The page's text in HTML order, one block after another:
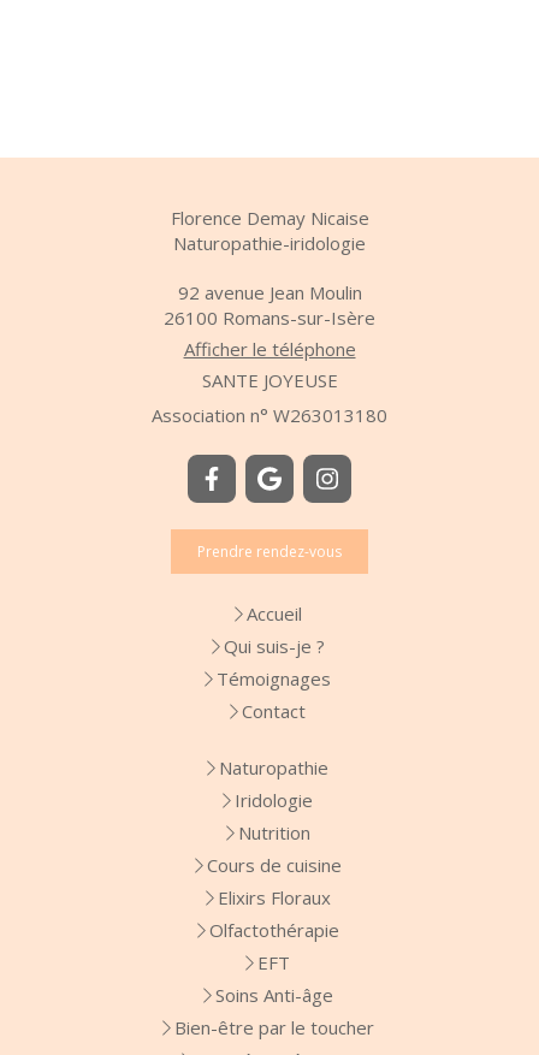
Florence Demay Nicaise
Naturopathie-iridologie
92 avenue Jean Moulin
26100 Romans-sur-Isère
Afficher le téléphone
SANTE JOYEUSE
Association n° W263013180
Prendre rendez-vous
Accueil
Qui suis-je ?
Témoignages
Contact
Naturopathie
Iridologie
Nutrition
Cours de cuisine
Elixirs Floraux
Olfactothérapie
EFT
Soins Anti-âge
Bien-être par le toucher